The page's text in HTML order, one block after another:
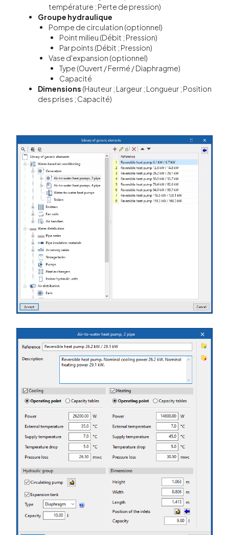
température ; Perte de pression)
Groupe hydraulique
Pompe de circulation (optionnel)
Point milieu (Débit ; Pression)
Par points (Débit ; Pression)
Vase d'expansion (optionnel)
Type (Ouvert / Fermé / Diaphragme)
Capacité
Dimensions (Hauteur ; Largeur ; Longueur ; Position
des prises ; Capacité)